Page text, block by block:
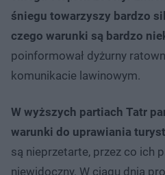
śniegu towarzyszy bardzo
czego warunki są bardzo
poinformował dyżurny
komunikacie lawinowym.
W wyższych partiach Tatr
warunki do uprawiania
są nieprzetarte, przez co ich
niewidoczny. W ciągu dnia